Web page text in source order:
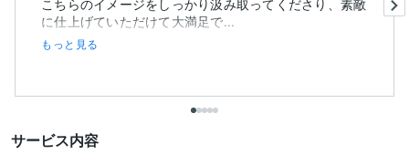
こちらのイメージをしっかり汲み取ってくださり、素敵
に仕上げていただけて大満足で...
もっと見る
サービス内容